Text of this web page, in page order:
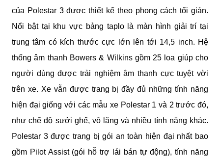
của Polestar 3 được thiết kế theo phong cách tối giản.
Nổi bật tại khu vực bảng taplo là màn hình giải trí tại
trung tâm có kích thước cực lớn lên tới 14,5 inch. Hệ
thống âm thanh Bowers & Wilkins gồm 25 loa giúp cho
người dùng được trải nghiệm âm thanh cực tuyệt vời
trên xe. Xe vẫn được trang bị đầy đủ những tính năng
hiện đại giống với các mẫu xe Polestar 1 và 2 trước đó,
như chế độ sưởi ghế, vô lăng và nhiều tính năng khác.
Polestar 3 được trang bị gói an toàn hiện đại nhất bao
gồm Pilot Assist (gói hỗ trợ lái bán tự động), tính năng